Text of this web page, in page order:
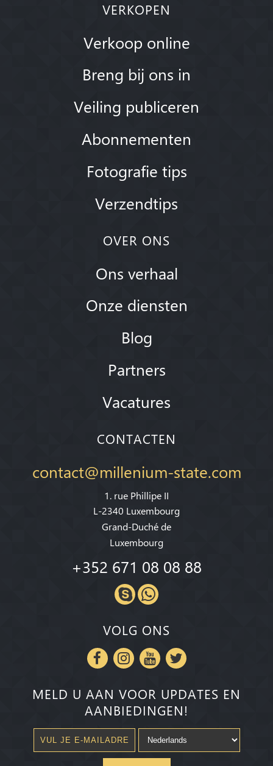
VERKOPEN
Verkoop online
Breng bij ons in
Veiling publiceren
Abonnementen
Fotografie tips
Verzendtips
OVER ONS
Ons verhaal
Onze diensten
Blog
Partners
Vacatures
CONTACTEN
contact@millenium-state.com
1. rue Phillipe II
L-2340 Luxembourg
Grand-Duché de
Luxembourg
+352 671 08 08 88
VOLG ONS
MELD U AAN VOOR UPDATES EN
AANBIEDINGEN!